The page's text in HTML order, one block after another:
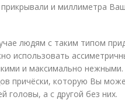
и миллиметра
людям с таким типом
использовать
и максимально нежными.
причёски, которую Вы
головы, а с другой без них.